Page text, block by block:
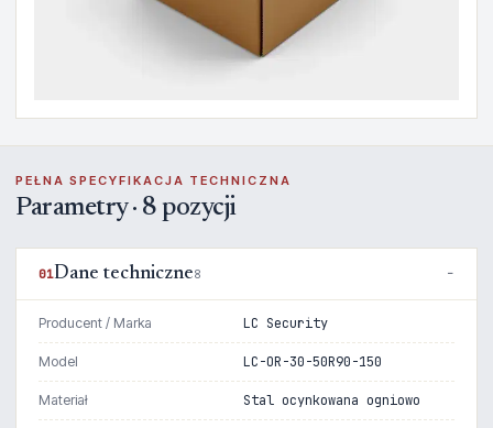
PEŁNA SPECYFIKACJA TECHNICZNA
Parametry · 8 pozycji
01Dane techniczne8
Producent / Marka LC Security
Model LC-OR-30-50R90-150
Materiał Stal ocynkowana ogniowo